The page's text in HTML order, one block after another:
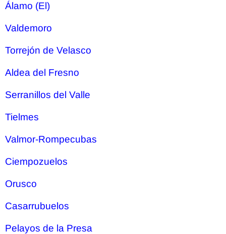
Álamo (El)
Valdemoro
Torrejón de Velasco
Aldea del Fresno
Serranillos del Valle
Tielmes
Valmor-Rompecubas
Ciempozuelos
Orusco
Casarrubuelos
Pelayos de la Presa